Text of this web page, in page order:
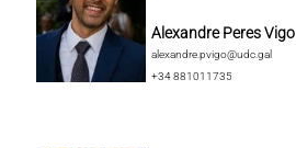
Alexandre Peres Vigo
alexandre.pvigo@udc.gal
+34 881011735